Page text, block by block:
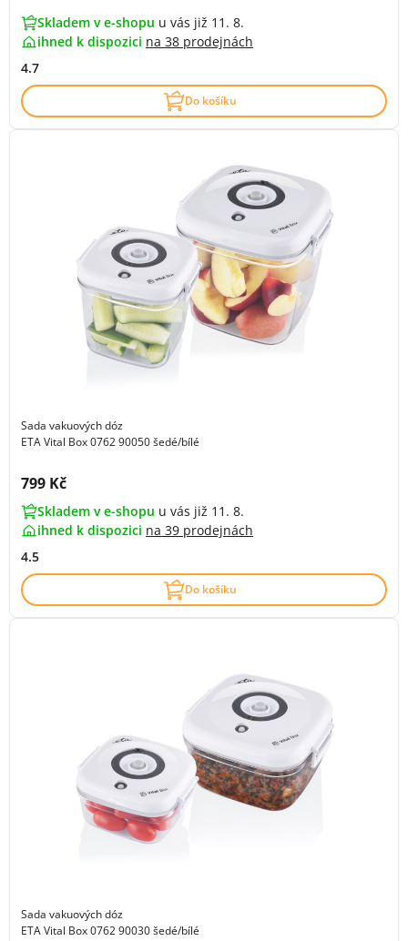
Skladem v e-shopu u vás již 11. 8.
ihned k dispozici na 38 prodejnách
4.7
Do košíku
Sada vakuových dóz
ETA Vital Box 0762 90050 šedé/bílé
Cena s DPH:
799 Kč
Skladem v e-shopu u vás již 11. 8.
ihned k dispozici na 39 prodejnách
4.5
Do košíku
Sada vakuových dóz
ETA Vital Box 0762 90030 šedé/bílé